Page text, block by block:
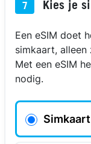
7 Kies je
Een eSIM doet
simkaart,
Met een eSIM
nodig.
Simkaart